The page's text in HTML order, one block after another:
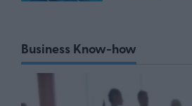
Business Know-how